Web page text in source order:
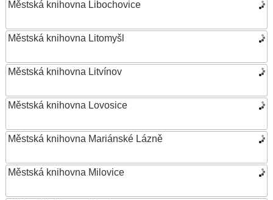
Městská knihovna Libochovice
Městská knihovna Litomyšl
Městská knihovna Litvínov
Městská knihovna Lovosice
Městská knihovna Mariánské Lázně
Městská knihovna Milovice